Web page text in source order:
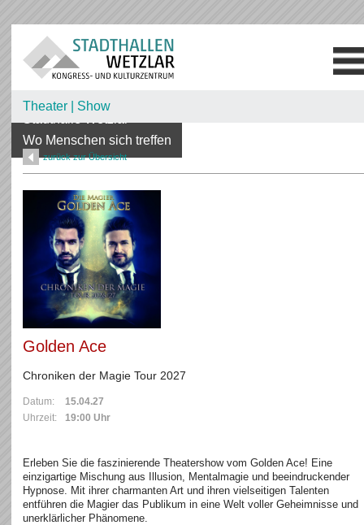
Wo Menschen sich treffen
Theater | Show
zurück zur Übersicht
Golden Ace
Chroniken der Magie Tour 2027
Datum:
15.04.27
Uhrzeit:
19:00 Uhr
Erleben Sie die faszinierende Theatershow vom Golden Ace! Eine
einzigartige Mischung aus Illusion, Mentalmagie und beeindruckender
Hypnose. Mit ihrer charmanten Art und ihren vielseitigen Talenten
entführen die Magier das Publikum in eine Welt voller Geheimnisse und
unerklärlicher Phänomene.